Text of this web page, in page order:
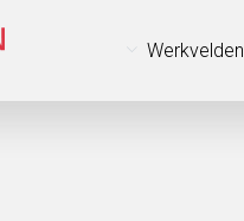
Werkvelden